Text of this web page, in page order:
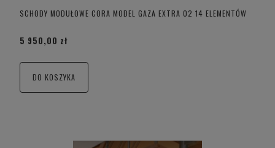
SCHODY MODUŁOWE CORA MODEL GAZA EXTRA 02 14 ELEMENTÓW
5 950,00 zł
DO KOSZYKA